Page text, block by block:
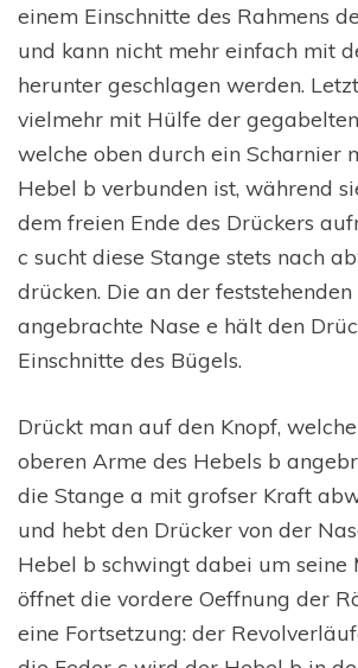
einem Einschnitte des Rahmens
und kann nicht mehr einfach mit
herunter geschlagen werden.
vielmehr mit Hülfe der
welche oben durch ein Scharnier
Hebel b verbunden ist, während
dem freien Ende des Drückers
c sucht diese Stange stets nach
drücken. Die an der
angebrachte Nase e hält den
Einschnitte des Bügels.
Drückt man auf den Knopf,
oberen Arme des Hebels b
die Stange a mit grofser Kraft
und hebt den Drücker von der
Hebel b schwingt dabei um seine
öffnet die vordere Oeffnung der
eine Fortsetzung: der